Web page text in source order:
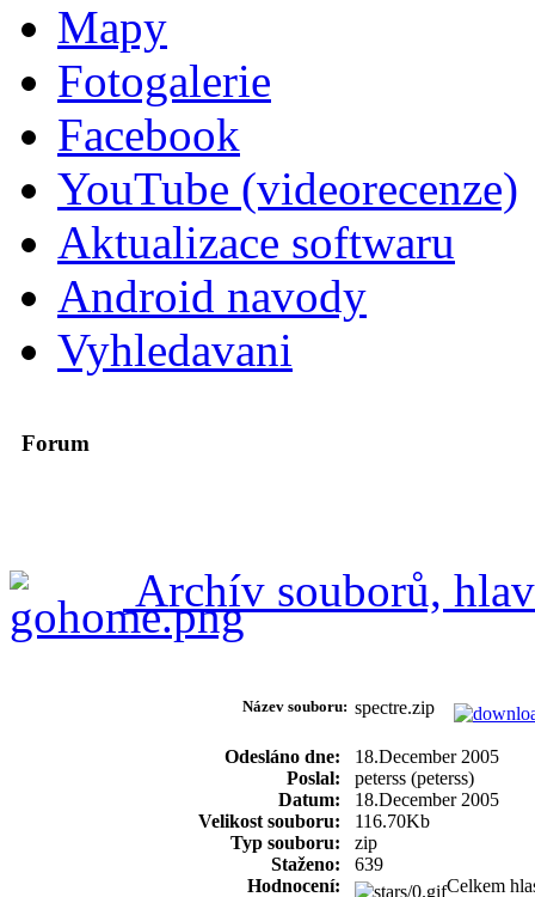
Mapy
Fotogalerie
Facebook
YouTube (videorecenze)
Aktualizace softwaru
Android navody
Vyhledavani
Forum
Archív souborů,
Název souboru: spectre.zip
Odesláno dne:
18.December 2005
Poslal:
peterss (peterss)
Datum:
18.December 2005
Velikost souboru:
116.70Kb
Typ souboru:
zip
Staženo:
639
Hodnocení:
Celkem